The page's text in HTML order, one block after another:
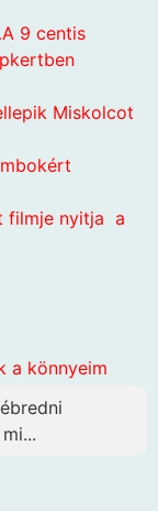
9 centis
Miskolcot
filmje nyitja a
a könnyeim